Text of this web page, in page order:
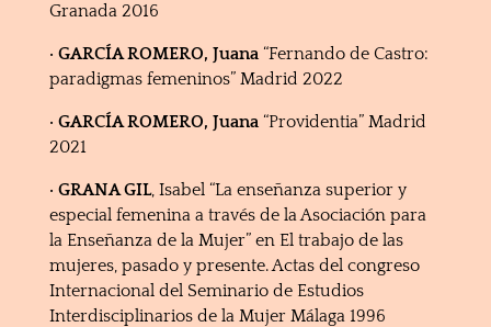
Granada 2016
· GARCÍA ROMERO, Juana “Fernando de Castro:
paradigmas femeninos” Madrid 2022
· GARCÍA ROMERO, Juana “Providentia” Madrid
2021
· GRANA GIL, Isabel “La enseñanza superior y
especial femenina a través de la Asociación para
la Enseñanza de la Mujer” en El trabajo de las
mujeres, pasado y presente. Actas del congreso
Internacional del Seminario de Estudios
Interdisciplinarios de la Mujer Málaga 1996